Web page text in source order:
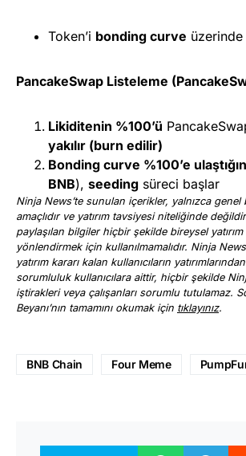
Token’i bonding curve üzerinde
PancakeSwap Listeleme
Likiditenin %100’ü
yakılır (burn edilir)
Bonding curve %100’e
BNB), seeding süreci başlar
Ninja News’te sunulan içerikler, yalnızca genel
amaçlıdır ve yatırım tavsiyesi niteliğinde
paylaşılan bilgiler hiçbir şekilde bireysel yatırım
yönlendirmek için kullanılmamalıdır. Ninja
yatırım kararı kalan kullanıcıların
sorumluluk kullanıcılara aittir, hiçbir şekilde
iştirakleri veya çalışanları sorumlu tutulamaz.
Beyanı’nın tamamını okumak için tıklayınız.
BNB Chain Four Meme